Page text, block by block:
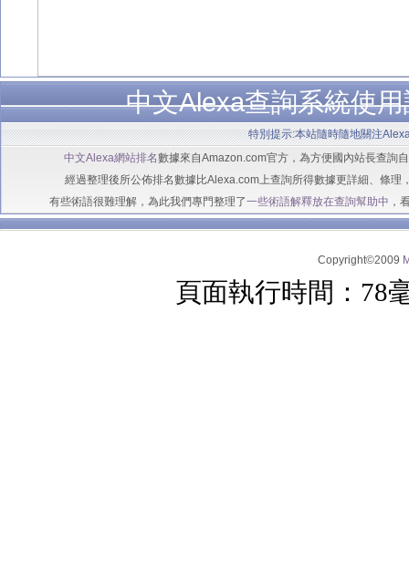
中文Alexa查詢系統使
特別提示:本站隨時隨地關注
中文Alexa網站排名數據來自Amazon.com官方，為方便國內站長查詢
經過整理後所公佈排名數據比Alexa.com上查詢所得數據更詳細、條理
有些術語很難理解，為此我們專門整理了一些術語解釋放在查詢幫助中 ，
Copyright©2009
頁面執行時間：78